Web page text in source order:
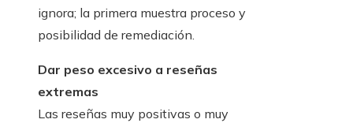
ignora; la primera muestra proceso y
posibilidad de remediación.
Dar peso excesivo a reseñas
extremas
Las reseñas muy positivas o muy